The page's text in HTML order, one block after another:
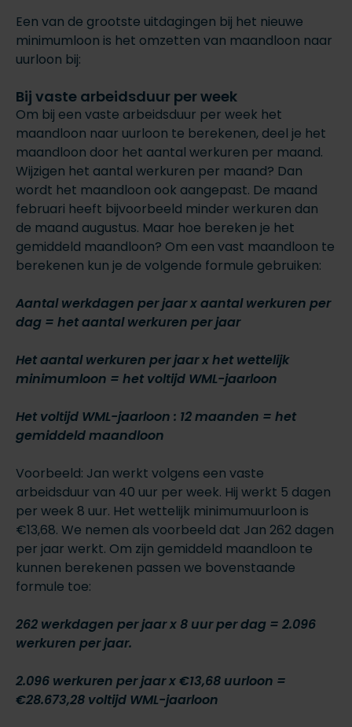
Een van de grootste uitdagingen bij het nieuwe
minimumloon is het omzetten van maandloon naar
uurloon bij:
Bij vaste arbeidsduur per week
Om bij een vaste arbeidsduur per week het
maandloon naar uurloon te berekenen, deel je het
maandloon door het aantal werkuren per maand.
Wijzigen het aantal werkuren per maand? Dan
wordt het maandloon ook aangepast. De maand
februari heeft bijvoorbeeld minder werkuren dan
de maand augustus. Maar hoe bereken je het
gemiddeld maandloon? Om een vast maandloon te
berekenen kun je de volgende formule gebruiken:
Aantal werkdagen per jaar x aantal werkuren per
dag = het aantal werkuren per jaar
Het aantal werkuren per jaar x het wettelijk
minimumloon = het voltijd WML-jaarloon
Het voltijd WML-jaarloon : 12 maanden = het
gemiddeld maandloon
Voorbeeld: Jan werkt volgens een vaste
arbeidsduur van 40 uur per week. Hij werkt 5 dagen
per week 8 uur. Het wettelijk minimumuurloon is
€13,68. We nemen als voorbeeld dat Jan 262 dagen
per jaar werkt. Om zijn gemiddeld maandloon te
kunnen berekenen passen we bovenstaande
formule toe:
262 werkdagen per jaar x 8 uur per dag = 2.096
werkuren per jaar.
2.096 werkuren per jaar x €13,68 uurloon =
€28.673,28 voltijd WML-jaarloon